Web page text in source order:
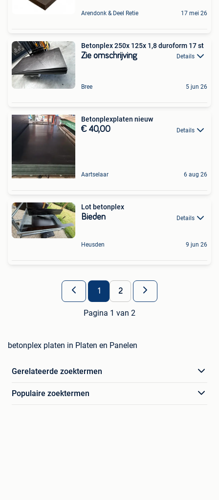
Arendonk & Deel Retie 17 mei 26
Betonplex 250x 125x 1,8 duroform 17 st
Zie omschrijving Details
Bree 5 jun 26
Betonplexplaten nieuw
€ 40,00 Details
Aartselaar 6 aug 26
Lot betonplex
Bieden Details
Heusden 9 jun 26
1 2
Pagina 1 van 2
betonplex platen in Platen en Panelen
Gerelateerde zoektermen
Populaire zoektermen